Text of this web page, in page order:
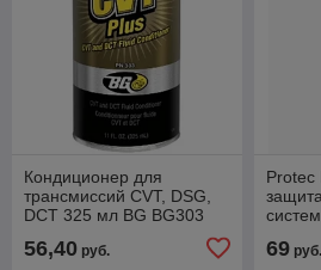
Кондиционер для
трансмиссий CVT, DSG,
DCT 325 мл BG BG303
56,40 руб.
Protec
diesel
69руб.